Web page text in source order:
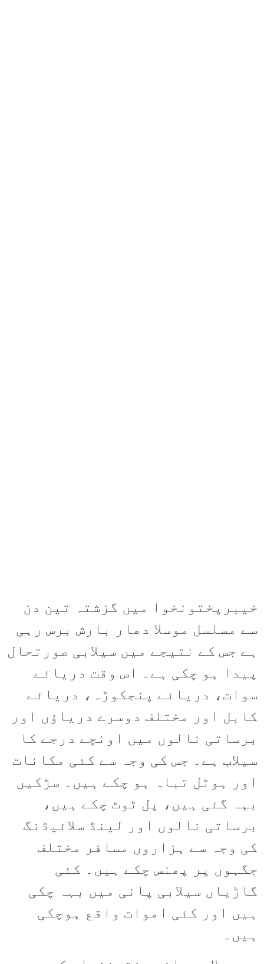
خیبرپختونخوا میں گزشتہ تین دن
سے مسلسل موسلا دھار بارش برس رہی
ہے جس کے نتیجے میں سیلابی صورتحال
پیدا ہو چکی ہے۔ اس وقت دریائے
سوات، دریائے پنجکوڑہ، دریائے
کابل اور مختلف دوسرے دریاؤں اور
برساتی نالوں میں اونچے درجے کا
سیلاب ہے۔ جس کی وجہ سے کئی مکانات
اور ہوٹل تباہ ہو چکے ہیں۔ سڑکیں
بہہ گئی ہیں، پل ٹوٹ چکے ہیں،
برساتی نالوں اور لینڈ سلائیڈنگ
کی وجہ سے ہزاروں مسافر مختلف
جگہوں پر پھنس چکے ہیں۔ کئی
گاڑیاں سیلابی پانی میں بہہ چکی
ہیں اور کئی اموات واقع ہوچکی
ہیں۔